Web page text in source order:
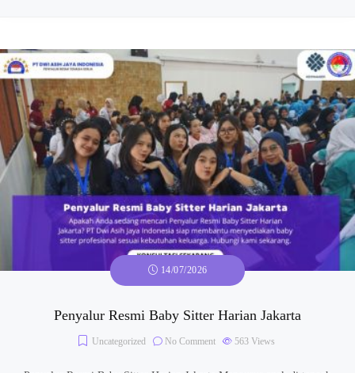
14/07/2026
Penyalur Resmi Baby Sitter Harian Jakarta
Uncategorized No Comment 563 Views